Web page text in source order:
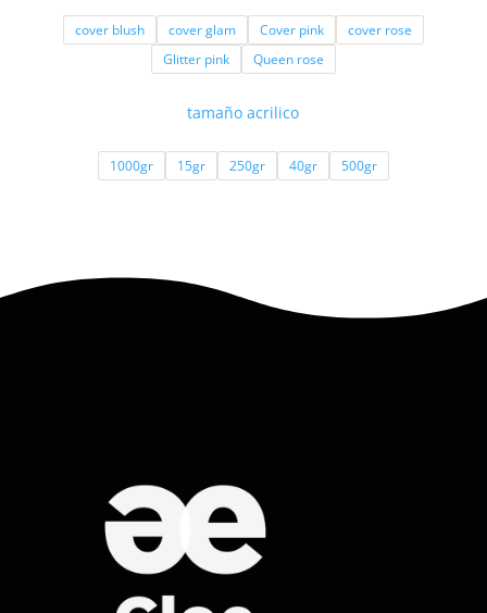
desde
$ 0
hasta
cover blush cover glam Cover pink
cover rose
Glitter pink
Queen rose
tamaño acrilico
1000gr 15gr 250gr 40gr 500gr